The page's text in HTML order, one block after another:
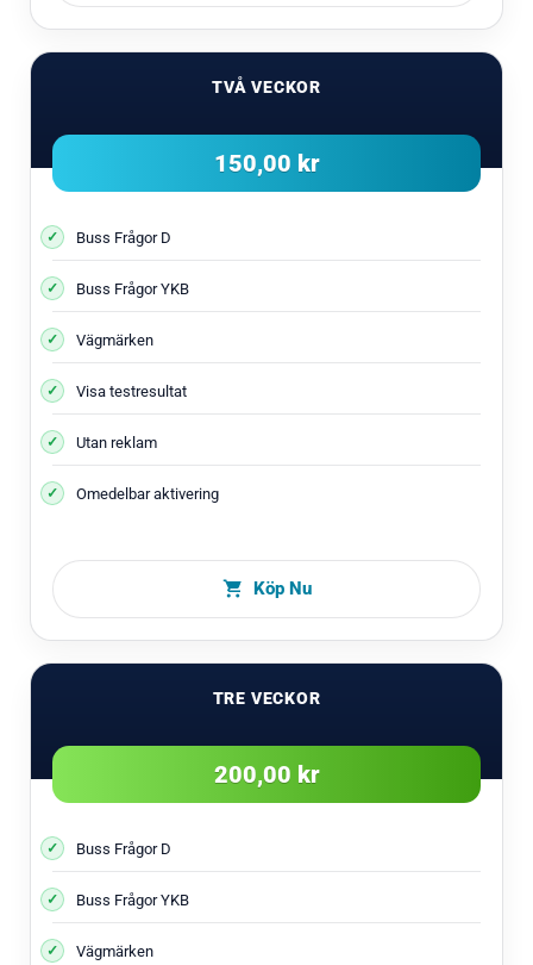
TVÅ VECKOR
150,00 kr
Buss Frågor D
Buss Frågor YKB
Vägmärken
Visa testresultat
Utan reklam
Omedelbar aktivering
Köp Nu
TRE VECKOR
200,00 kr
Buss Frågor D
Buss Frågor YKB
Vägmärken